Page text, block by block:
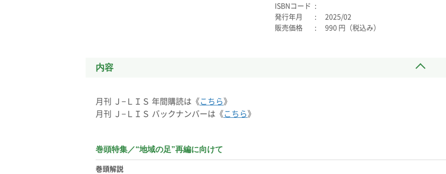
ISBNコード
発行年月
2025/02
販売価格
990 円（税込み）
内容
月刊 Ｊ−ＬＩＳ 年間購読は《こちら》
月刊 Ｊ−ＬＩＳ バックナンバーは《こちら》
巻頭特集／“地域の足”再編に向けて
巻頭解説